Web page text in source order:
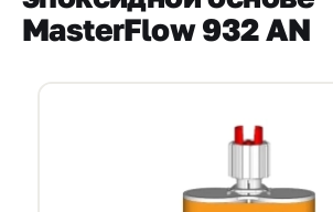
Доставка
Оплата
MasterFlow 932 AN